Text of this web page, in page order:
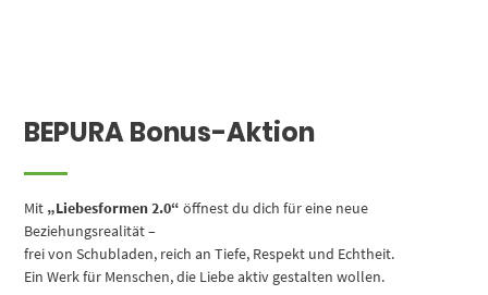
BEPURA Bonus-Aktion
Mit „Liebesformen 2.0“ öffnest du dich für eine neue
Beziehungsrealität –
frei von Schubladen, reich an Tiefe, Respekt und Echtheit.
Ein Werk für Menschen, die Liebe aktiv gestalten wollen.